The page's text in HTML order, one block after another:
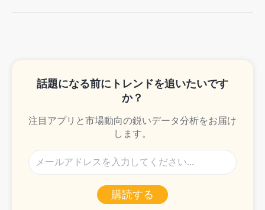
話題になる前にトレンドを追いたいです
か？
注目アプリと市場動向の鋭いデータ分析をお届け
します。
購読する